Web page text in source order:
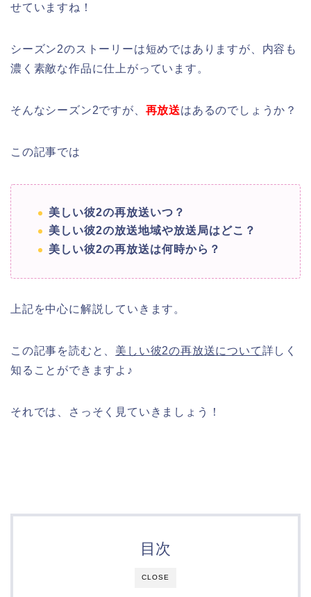
せていますね！
シーズン2のストーリーは短めではありますが、内容も
濃く素敵な作品に仕上がっています。
そんなシーズン2ですが、 再放送はあるのでしょうか？
この記事では
美しい彼2の再放送いつ？
美しい彼2の放送地域や放送局はどこ？
美しい彼2の再放送は何時から？
上記を中心に解説していきます。
この記事を読むと、 美しい彼2の再放送について詳しく
知ることができますよ♪
それでは、さっそく見ていきましょう！
CLOSE
目次